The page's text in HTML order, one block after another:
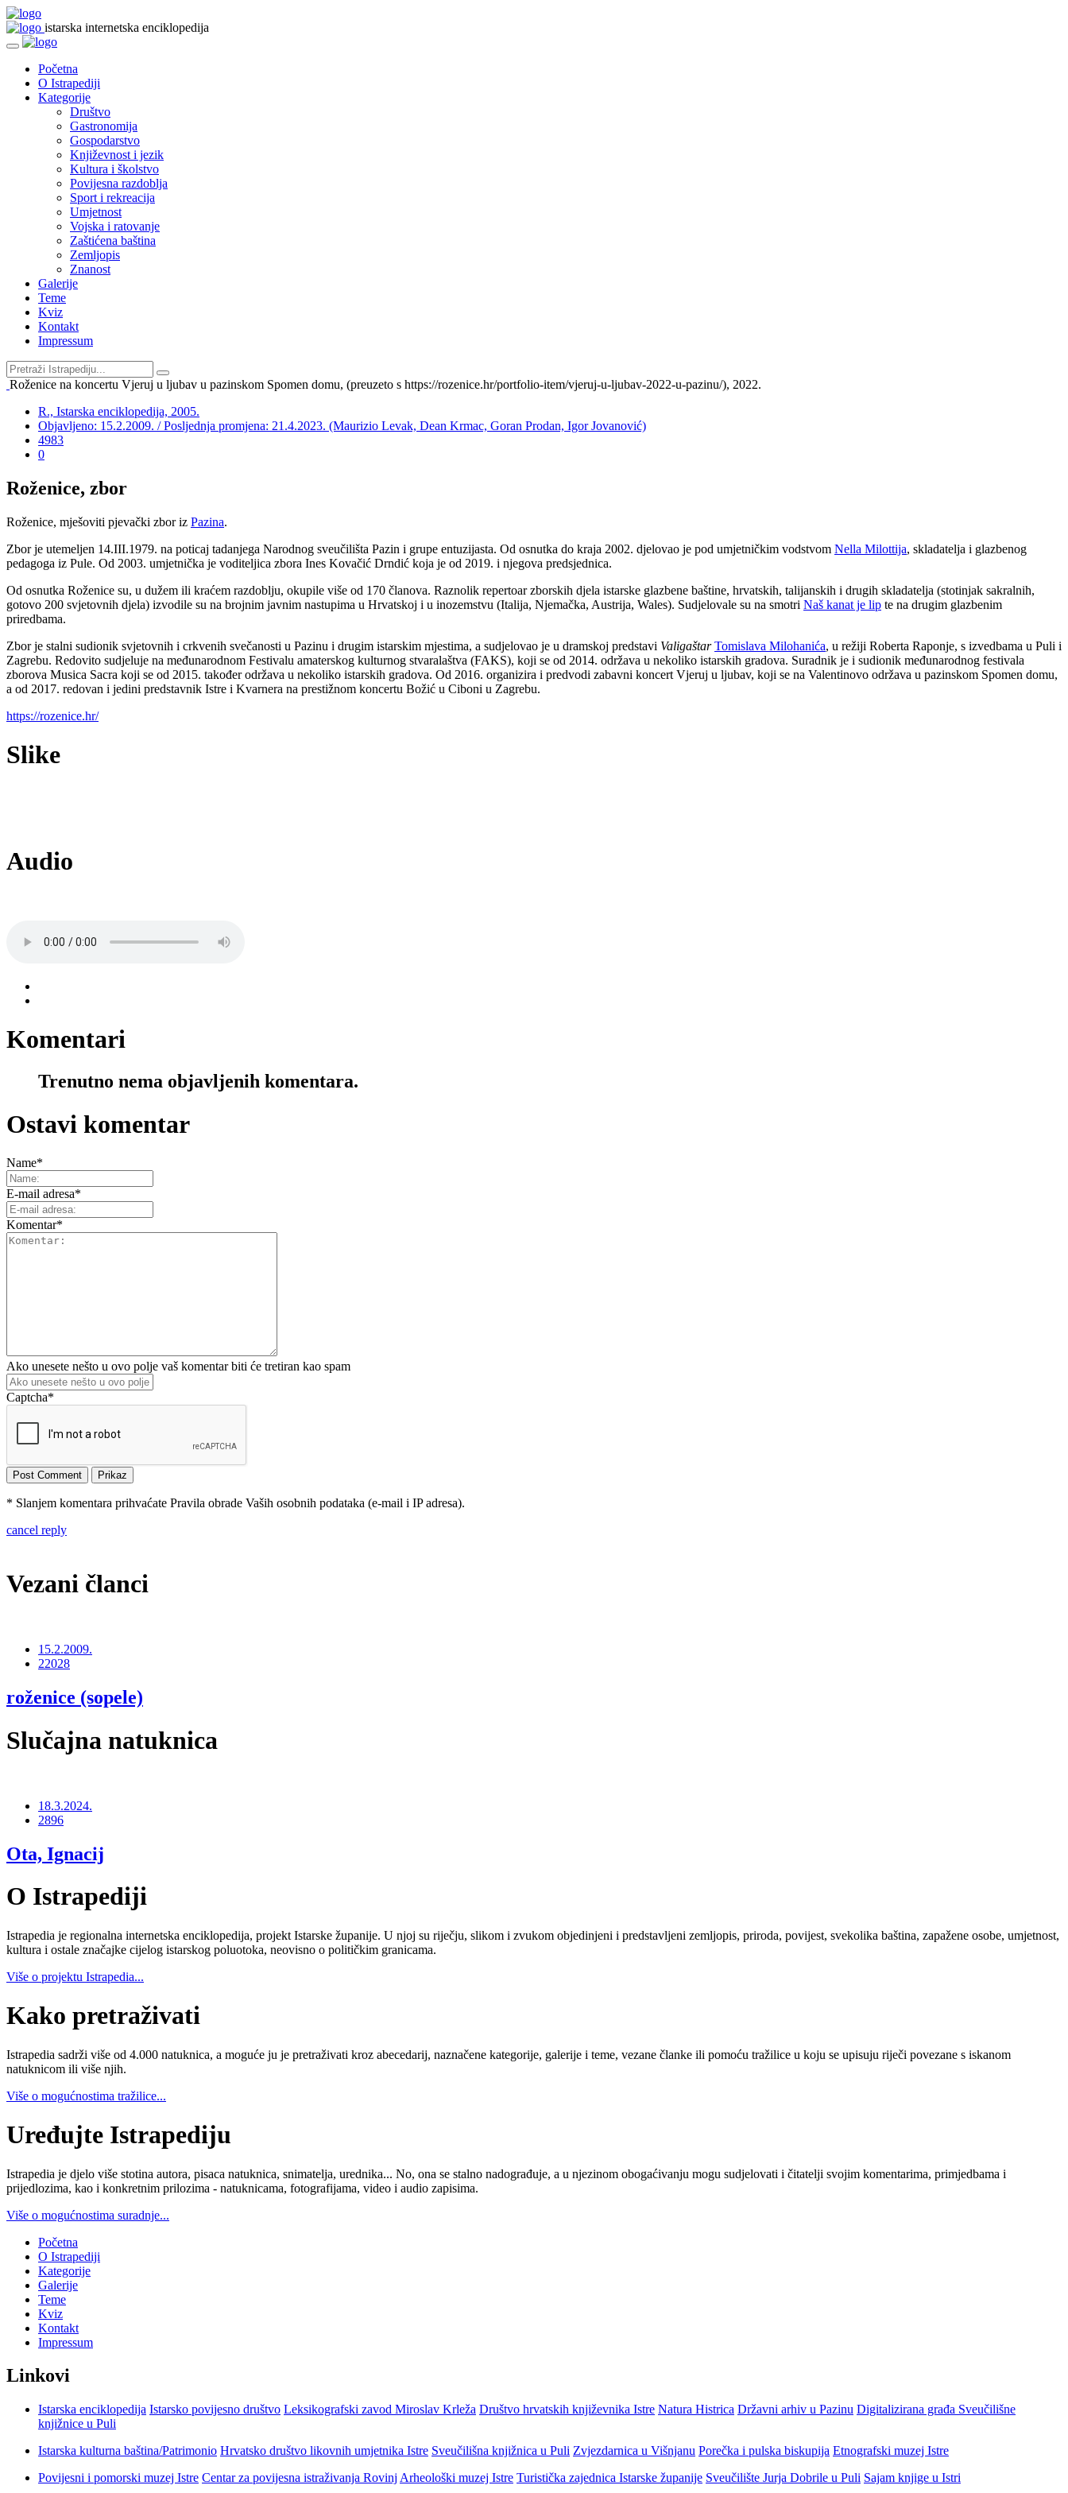
istarska internetska enciklopedija
Početna
O Istrapediji
Kategorije
Društvo
Gastronomija
Gospodarstvo
Književnost i jezik
Kultura i školstvo
Povijesna razdoblja
Sport i rekreacija
Umjetnost
Vojska i ratovanje
Zaštićena baština
Zemljopis
Znanost
Galerije
Teme
Kviz
Kontakt
Impressum
Roženice na koncertu Vjeruj u ljubav u pazinskom Spomen domu, (preuzeto s https://rozenice.hr/portfolio-item/vjeruj-u-ljubav-2022-u-pazinu/), 2022.
R., Istarska enciklopedija, 2005.
Objavljeno: 15.2.2009. / Posljednja promjena: 21.4.2023. (Maurizio Levak, Dean Krmac, Goran Prodan, Igor Jovanović)
4983
0
Roženice, zbor
Roženice, mješoviti pjevački zbor iz Pazina.
Zbor je utemeljen 14.III.1979. na poticaj tadanjega Narodnog sveučilišta Pazin i grupe entuzijasta. Od osnutka do kraja 2002. djelovao je pod umjetničkim vodstvom Nella Milottija, skladatelja i glazbenog
pedagoga iz Pule. Od 2003. umjetnička je voditeljica zbora Ines Kovačić Drndić koja je od 2019. i njegova predsjednica.
Od osnutka Roženice su, u dužem ili kraćem razdoblju, okupile više od 170 članova. Raznolik repertoar zborskih djela istarske glazbene baštine, hrvatskih, talijanskih i drugih skladatelja (stotinjak sakralnih,
gotovo 200 svjetovnih djela) izvodile su na brojnim javnim nastupima u Hrvatskoj i u inozemstvu (Italija, Njemačka, Austrija, Wales). Sudjelovale su na smotri Naš kanat je lip te na drugim glazbenim
priredbama.
Zbor je stalni sudionik svjetovnih i crkvenih svečanosti u Pazinu i drugim istarskim mjestima, a sudjelovao je u dramskoj predstavi Valigaštar Tomislava Milohanića, u režiji Roberta Raponje, s izvedbama u Puli i
Zagrebu. Redovito sudjeluje na međunarodnom Festivalu amaterskog kulturnog stvaralaštva (FAKS), koji se od 2014. održava u nekoliko istarskih gradova. Suradnik je i sudionik međunarodnog festivala
zborova Musica Sacra koji se od 2015. također održava u nekoliko istarskih gradova. Od 2016. organizira i predvodi zabavni koncert Vjeruj u ljubav, koji se na Valentinovo održava u pazinskom Spomen domu,
a od 2017. redovan i jedini predstavnik Istre i Kvarnera na prestižnom koncertu Božić u Ciboni u Zagrebu.
https://rozenice.hr/
Slike
Audio
Komentari
Trenutno nema objavljenih komentara.
Ostavi komentar
Name*
E-mail adresa*
Komentar*
Ako unesete nešto u ovo polje vaš komentar biti će tretiran kao spam
Captcha*
* Slanjem komentara prihvaćate Pravila obrade Vaših osobnih podataka (e-mail i IP adresa).
cancel reply
Vezani članci
15.2.2009.
22028
roženice (sopele)
Slučajna natuknica
18.3.2024.
2896
Ota, Ignacij
O Istrapediji
Istrapedia je regionalna internetska enciklopedija, projekt Istarske županije. U njoj su riječju, slikom i zvukom objedinjeni i predstavljeni zemljopis, priroda, povijest, svekolika baština, zapažene osobe, umjetnost,
kultura i ostale značajke cijelog istarskog poluotoka, neovisno o političkim granicama.
Više o projektu Istrapedia...
Kako pretraživati
Istrapedia sadrži više od 4.000 natuknica, a moguće ju je pretraživati kroz abecedarij, naznačene kategorije, galerije i teme, vezane članke ili pomoću tražilice u koju se upisuju riječi povezane s iskanom
natuknicom ili više njih.
Više o mogućnostima tražilice...
Uređujte Istrapediju
Istrapedia je djelo više stotina autora, pisaca natuknica, snimatelja, urednika... No, ona se stalno nadograđuje, a u njezinom obogaćivanju mogu sudjelovati i čitatelji svojim komentarima, primjedbama i
prijedlozima, kao i konkretnim prilozima - natuknicama, fotografijama, video i audio zapisima.
Više o mogućnostima suradnje...
Početna
O Istrapediji
Kategorije
Galerije
Teme
Kviz
Kontakt
Impressum
Linkovi
Istarska enciklopedija Istarsko povijesno društvo Leksikografski zavod Miroslav Krleža Društvo hrvatskih književnika Istre Natura Histrica Državni arhiv u Pazinu Digitalizirana građa Sveučilišne
knjižnice u Puli
Istarska kulturna baština/Patrimonio Hrvatsko društvo likovnih umjetnika Istre Sveučilišna knjižnica u Puli Zvjezdarnica u Višnjanu Porečka i pulska biskupija Etnografski muzej Istre
Povijesni i pomorski muzej Istre Centar za povijesna istraživanja Rovinj Arheološki muzej Istre Turistička zajednica Istarske županije Sveučilište Jurja Dobrile u Puli Sajam knjige u Istri